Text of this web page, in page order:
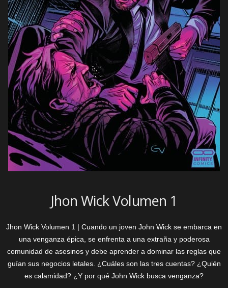
Jhon Wick Volumen 1
Jhon Wick Volumen 1 | Cuando un joven John Wick se embarca en
una venganza épica, se enfrenta a una extraña y poderosa
comunidad de asesinos y debe aprender a dominar las reglas que
guían sus negocios letales. ¿Cuáles son las tres cuentas? ¿Quién
es calamidad? ¿Y por qué John Wick busca venganza?